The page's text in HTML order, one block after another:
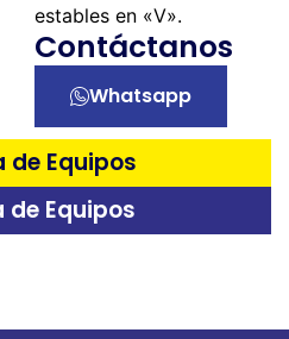
estables en «V».
Contáctanos
Whatsapp
de Equipos
de Equipos